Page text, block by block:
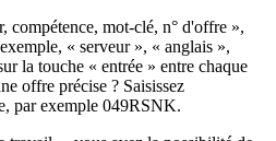
compétence, mot-clé, n° d'offre »,
« serveur », « anglais »,
la touche « entrée » entre chaque
offre précise ? Saisissez
par exemple 049RSNK.